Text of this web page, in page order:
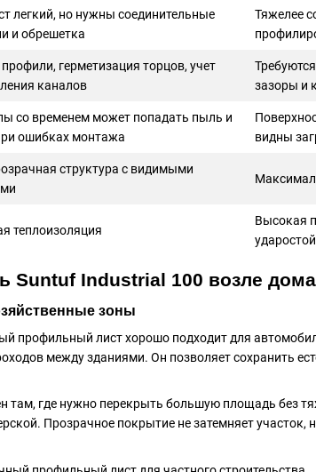
легкий, но нужны соединительные
и обрешетка
Тяжелее
герметизация торцов, учет
каналов
зазоры и
со временем может попадать пыль и
ошибках монтажа
видны
структура с видимыми
теплоизоляция
Высокая
Suntuf Industrial 100 возле дома
зоны
лист хорошо подходит для
между зданиями. Он позволяет сохранить
там, где нужно перекрыть большую площадь без
Прозрачное покрытие не затемняет